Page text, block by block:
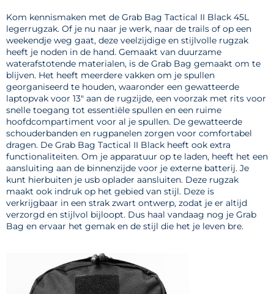
Kom kennismaken met de Grab Bag Tactical II Black 45L
legerrugzak. Of je nu naar je werk, naar de trails of op een
weekendje weg gaat, deze veelzijdige en stijlvolle rugzak
heeft je noden in de hand. Gemaakt van duurzame
waterafstotende materialen, is de Grab Bag gemaakt om te
blijven. Het heeft meerdere vakken om je spullen
georganiseerd te houden, waaronder een gewatteerde
laptopvak voor 13" aan de rugzijde, een voorzak met rits voor
snelle toegang tot essentiële spullen en een ruime
hoofdcompartiment voor al je spullen. De gewatteerde
schouderbanden en rugpanelen zorgen voor comfortabel
dragen. De Grab Bag Tactical II Black heeft ook extra
functionaliteiten. Om je apparatuur op te laden, heeft het een
aansluiting aan de binnenzijde voor je externe batterij. Je
kunt hierbuiten je usb oplader aansluiten. Deze rugzak
maakt ook indruk op het gebied van stijl. Deze is
verkrijgbaar in een strak zwart ontwerp, zodat je er altijd
verzorgd en stijlvol bijloopt. Dus haal vandaag nog je Grab
Bag en ervaar het gemak en de stijl die het je leven bre.